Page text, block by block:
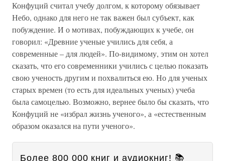
Конфуций считал учебу долгом, к которому обязывает
Небо, однако для него не так важен был субъект, как
побуждение. И о мотивах, побуждающих к учебе, он
говорил: «Древние ученые учились для себя, а
современные – для людей». По-видимому, этим он хотел
сказать, что его современники учились с целью показать
свою ученость другим и похвалиться ею. Но для ученых
старых времен (то есть для идеальных ученых) учеба
была самоцелью. Возможно, вернее было бы сказать, что
Конфуций не «избрал жизнь ученого», а «естественным
образом оказался на пути ученого».
Более 800 000 книг и аудиокниг! 📚